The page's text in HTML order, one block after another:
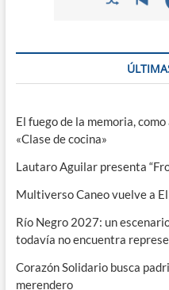
El fuego de la memoria,
«Clase de cocina»
Lautaro Aguilar presenta
Multiverso Caneo vuelve a
Río Negro 2027: un
todavía no encuentra
Corazón Solidario busca
merendero